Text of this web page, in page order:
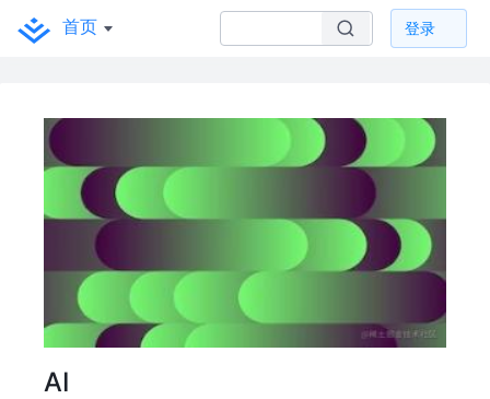
首页 登录
AI